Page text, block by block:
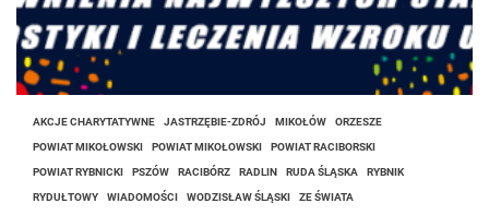
AKCJE CHARYTATYWNE JASTRZĘBIE-ZDRÓJ MIKOŁÓW ORZESZE
POWIAT MIKOŁOWSKI POWIAT MIKOŁOWSKI POWIAT RACIBORSKI
POWIAT RYBNICKI PSZÓW RACIBÓRZ RADLIN RUDA ŚLĄSKA RYBNIK
RYDUŁTOWY WIADOMOŚCI WODZISŁAW ŚLĄSKI ZE ŚWIATA